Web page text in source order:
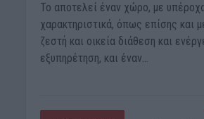
Το αποτελεί έναν χώρο, με
χαρακτηριστικά, όπως επίσης και
ζεστή και οικεία διάθεση και
εξυπηρέτηση, και έναν...